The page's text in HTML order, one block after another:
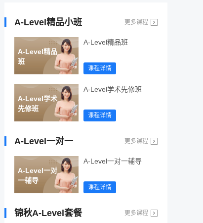
A-Level精品小班 更多课程
A-Level精品
班
A-Level精品班
课程详情
A-Level学术
先修班
A-Level学术先修班
课程详情
A-Level一对一 更多课程
A-Level一对
一辅导
A-Level一对一辅导
课程详情
锦秋A-Level套餐 更多课程